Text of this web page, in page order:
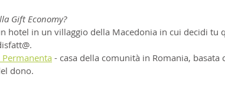
Gift Economy?
hotel in un villaggio della Macedonia in cui decidi tu
Permanenta - casa della comunità in Romania,
dono.